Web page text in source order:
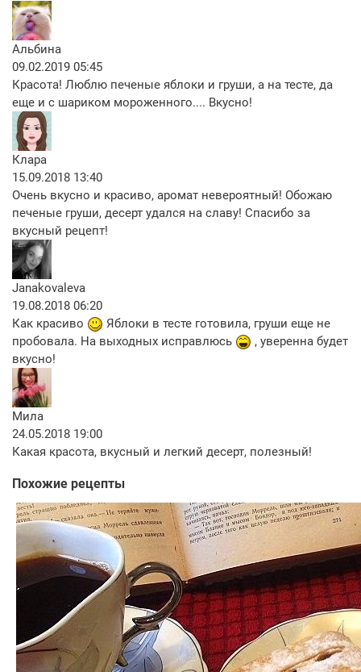
Альбина
09.02.2019 05:45
Красота! Люблю печеные яблоки и груши, а на тесте, да
еще и с шариком мороженного.... Вкусно!
Клара
15.09.2018 13:40
Очень вкусно и красиво, аромат невероятный! Обожаю
печеные груши, десерт удался на славу! Спасибо за
вкусный рецепт!
Janakovaleva
19.08.2018 06:20
Как красиво
Яблоки в тесте готовила, груши еще не
пробовала. На выходных исправлюсь
, уверенна будет
вкусно!
Мила
24.05.2018 19:00
Какая красота, вкусный и легкий десерт, полезный!
Похожие рецепты